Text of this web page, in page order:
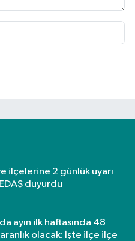
ilçelerine 2 günlük uyarı
duyurdu
ayın ilk haftasında 48
olacak: İşte ilçe ilçe